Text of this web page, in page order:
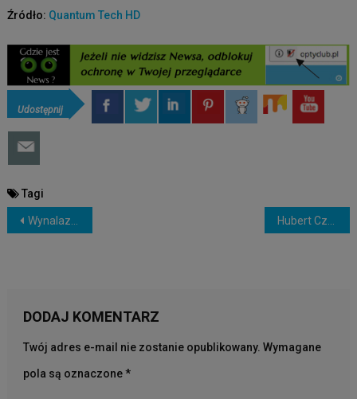
Źródło: Quantum Tech HD
Udostępnij
Tagi
NAWIGACJA
WPISU
Wynalazki kuchenne, które chcesz mieć
DODAJ KOMENTARZ
Twój adres e-mail nie zostanie opublikowany. Wymagane
pola są oznaczone*